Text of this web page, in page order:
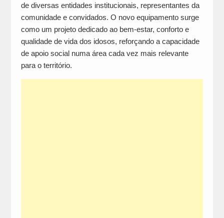
de diversas entidades institucionais, representantes da
comunidade e convidados. O novo equipamento surge
como um projeto dedicado ao bem-estar, conforto e
qualidade de vida dos idosos, reforçando a capacidade
de apoio social numa área cada vez mais relevante
para o território.